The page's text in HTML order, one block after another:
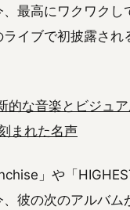
最高にワクワク
イブで初披露され
的な音楽とビジュ
まれた名声
」や「
彼の次のアルバ